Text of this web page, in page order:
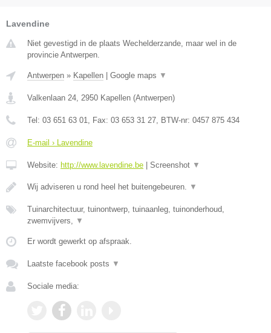
Lavendine
Niet gevestigd in de plaats Wechelderzande, maar wel in de
provincie Antwerpen.
Antwerpen » Kapellen Google maps ▼
Valkenlaan 24 2950 Kapellen (Antwerpen)
Tel: 03 651 63 01 , Fax: 03 653 31 27 , BTW-nr: 0457 875 434
E-mail › Lavendine
Website: http://www.lavendine.be Screenshot ▼
Wij adviseren u rond heel het buitengebeuren. ▼
Tuinarchitectuur, tuinontwerp, tuinaanleg, tuinonderhoud,
zwemvijvers,
▼
Er wordt gewerkt op afspraak.
Laatste facebook posts ▼
Sociale media: